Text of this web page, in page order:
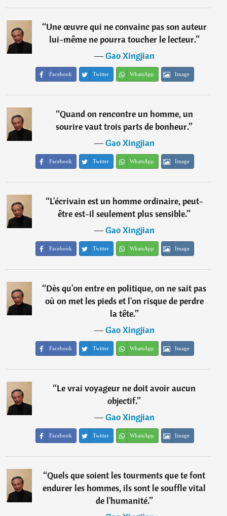
“Une œuvre qui ne convainc pas son auteur
lui-même ne pourra toucher le lecteur.”
―Gao Xingjian
Facebook Twitter WhatsApp Image
“Quand on rencontre un homme, un
sourire vaut trois parts de bonheur.”
―Gao Xingjian
Facebook Twitter WhatsApp Image
“L'écrivain est un homme ordinaire, peut-
être est-il seulement plus sensible.”
―Gao Xingjian
Facebook Twitter WhatsApp Image
“Dès qu'on entre en politique, on ne sait pas
où on met les pieds et l'on risque de perdre
la tête.”
―Gao Xingjian
Facebook Twitter WhatsApp Image
“Le vrai voyageur ne doit avoir aucun
objectif.”
―Gao Xingjian
Facebook Twitter WhatsApp Image
“Quels que soient les tourments que te font
endurer les hommes, ils sont le souffle vital
de l'humanité.”